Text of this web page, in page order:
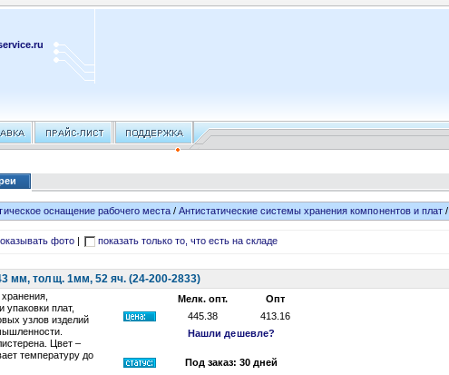
оснащение рабочего места/ Антистатические системы хранения компонентов и плат/
фото| показать только то, что есть на складе
мм, толщ. 1мм, 52 яч. (24-200-2833)
упаковки плат,
узлов изделий
Цвет –
температуру до
Мелк. опт.
Опт
445.38
413.16
Нашли дешевле?
Под заказ: 30 дней